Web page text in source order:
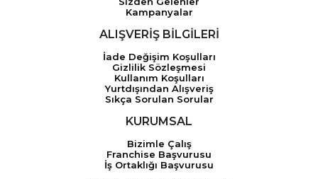
Kampanyalar
ALIŞVERİŞ BİLGİLERİ
İade Değişim Koşulları
Gizlilik Sözleşmesi
Kullanım Koşulları
Yurtdışından Alışveriş
Sıkça Sorulan Sorular
KURUMSAL
Bizimle Çalış
Franchise Başvurusu
İş Ortaklığı Başvurusu